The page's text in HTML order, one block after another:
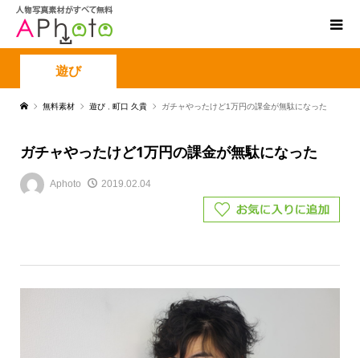
遊び
無料素材 遊び 町口 久貴 ガチャやったけど1万円の課金が無駄になった
ガチャやったけど1万円の課金が無駄になった
Aphoto 2019.02.04